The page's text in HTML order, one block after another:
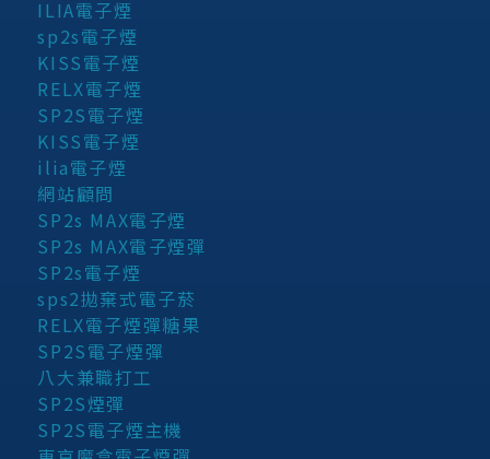
ILIA電子煙
sp2s電子煙
KISS電子煙
RELX電子煙
SP2S電子煙
KISS電子煙
ilia電子煙
網站顧問
SP2s MAX電子煙
SP2s MAX電子煙彈
SP2s電子煙
sps2拋棄式電子菸
RELX電子煙彈糖果
SP2S電子煙彈
八大兼職打工
SP2S煙彈
SP2S電子煙主機